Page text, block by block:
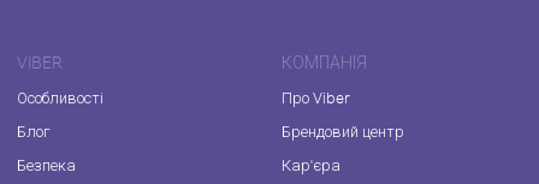
VIBER
Особливості
Блог
Безпека
КОМПАНІЯ
Про Viber
Брендовий центр
Кар'єра